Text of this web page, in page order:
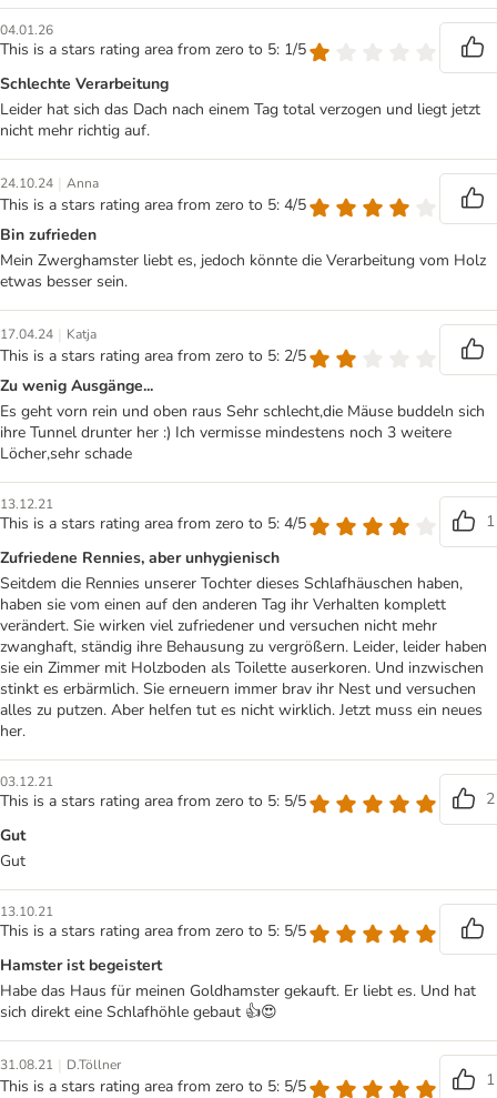
04.01.26
This is a stars rating area from zero to 5: 1/5
Schlechte Verarbeitung
Leider hat sich das Dach nach einem Tag total verzogen und liegt jetzt
nicht mehr richtig auf.
24.10.24 | Anna
This is a stars rating area from zero to 5: 4/5
Bin zufrieden
Mein Zwerghamster liebt es, jedoch könnte die Verarbeitung vom Holz
etwas besser sein.
17.04.24 | Katja
This is a stars rating area from zero to 5: 2/5
Zu wenig Ausgänge...
Es geht vorn rein und oben raus Sehr schlecht,die Mäuse buddeln sich
ihre Tunnel drunter her :) Ich vermisse mindestens noch 3 weitere
Löcher,sehr schade
13.12.21
This is a stars rating area from zero to 5: 4/5
1
Zufriedene Rennies, aber unhygienisch
Seitdem die Rennies unserer Tochter dieses Schlafhäuschen haben,
haben sie vom einen auf den anderen Tag ihr Verhalten komplett
verändert. Sie wirken viel zufriedener und versuchen nicht mehr
zwanghaft, ständig ihre Behausung zu vergrößern. Leider, leider haben
sie ein Zimmer mit Holzboden als Toilette auserkoren. Und inzwischen
stinkt es erbärmlich. Sie erneuern immer brav ihr Nest und versuchen
alles zu putzen. Aber helfen tut es nicht wirklich. Jetzt muss ein neues
her.
03.12.21
This is a stars rating area from zero to 5: 5/5
2
Gut
Gut
13.10.21
This is a stars rating area from zero to 5: 5/5
Hamster ist begeistert
Habe das Haus für meinen Goldhamster gekauft. Er liebt es. Und hat
sich direkt eine Schlafhöhle gebaut 👍😍
31.08.21 | D.Töllner
This is a stars rating area from zero to 5: 5/5
1